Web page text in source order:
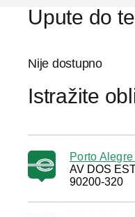
Upute do
Nije dostupno
Istražite
Porto
AV DOS
90200-320